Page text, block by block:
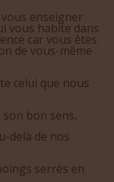
enseigner
vous habite dans
car vous êtes
de vous-même
celui que nous
son bon sens,
delà de nos
serrés en